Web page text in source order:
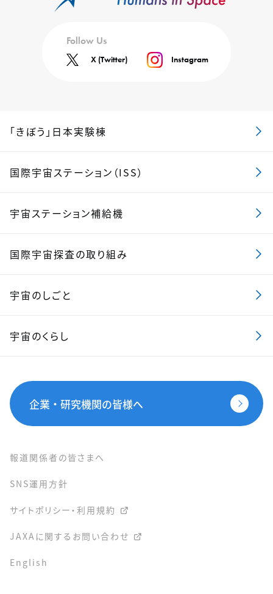
Follow Us
X (Twitter) Instagram
「きぼう」日本実験棟
国際宇宙ステーション（ISS）
宇宙ステーション補給機
国際宇宙探査の取り組み
宇宙のしごと
宇宙のくらし
企業・研究機関の皆様へ
報道関係者の皆さまへ
SNS運用方針
サイトポリシー・利用規約
JAXAに関するお問い合わせ
English